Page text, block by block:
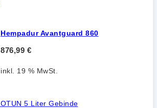
Hempadur Avantguard 860
876,99 €
inkl. 19 % MwSt.